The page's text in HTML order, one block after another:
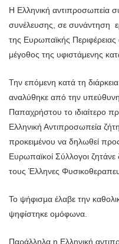
Η Ελληνική αντιπροσωπεία
συνέλευσης, σε συνάντηση
της Ευρωπαϊκής
μέγοθος της υφιστάμενης
Την επόμενη κατά τη
αναλύθηκε από την
Παπαχρήστου το ιδιαίτερο
Ελληνική Αντιπροσωπεία
προκειμένου να δηλωθεί
Ευρωπαϊκοί Σύλλογοι ζητάνε
τους Έλληνες
Το ψήφισμα έλαβε την
ψηφίστηκε ομόφωνα.
Παράλληλα η Ελληνική